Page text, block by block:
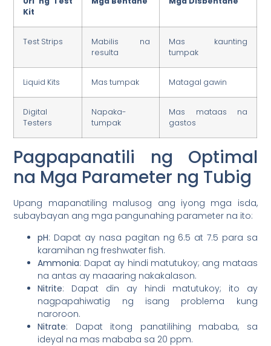
Kit
Test Strips
Mabilis na
resulta
Mas kaunting
tumpak
Liquid Kits Mas tumpak Matagal gawin
Digital
Testers
Napaka-
tumpak
Mas mataas na
gastos
Pagpapanatili ng Optimal
na Mga Parameter ng Tubig
Upang mapanatiling malusog ang iyong mga isda,
subaybayan ang mga pangunahing parameter na ito:
pH: Dapat ay nasa pagitan ng 6.5 at 7.5 para sa
karamihan ng freshwater fish.
Ammonia: Dapat ay hindi matutukoy; ang mataas
na antas ay maaaring nakakalason.
Nitrite: Dapat din ay hindi matutukoy; ito ay
nagpapahiwatig ng isang problema kung
naroroon.
Nitrate: Dapat itong panatilihing mababa, sa
ideyal na mas mababa sa 20 ppm.